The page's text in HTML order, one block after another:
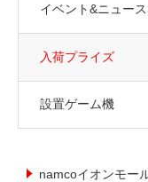
イベント&ニュース
入荷プライズ
設置ゲーム機
namcoイオンモー